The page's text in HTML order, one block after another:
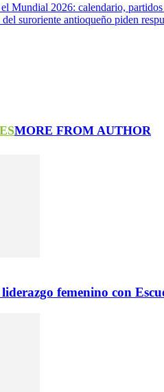
Mundial 2026: calendario,
suroriente antioqueño piden
MORE FROM AUTHOR
femenino con